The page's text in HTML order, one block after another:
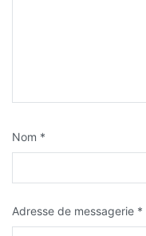
Nom *
Adresse de messagerie *